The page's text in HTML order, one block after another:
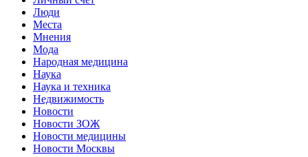
Люди
Места
Мнения
Мода
Народная медицина
Наука
Наука и техника
Недвижимость
Новости
Новости ЗОЖ
Новости медицины
Новости Москвы